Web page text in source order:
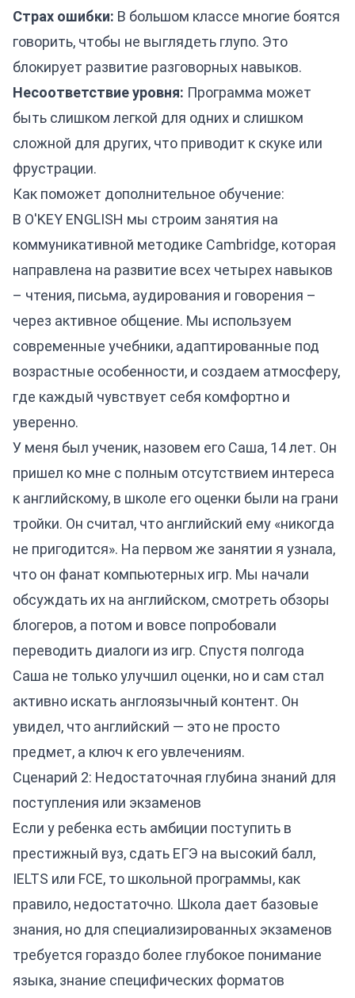
Страх ошибки: В большом классе многие боятся
говорить, чтобы не выглядеть глупо. Это
блокирует развитие разговорных навыков.
Несоответствие уровня: Программа может
быть слишком легкой для одних и слишком
сложной для других, что приводит к скуке или
фрустрации.
Как поможет дополнительное обучение:
В O'KEY ENGLISH мы строим занятия на
коммуникативной методике Cambridge, которая
направлена на развитие всех четырех навыков
– чтения, письма, аудирования и говорения –
через активное общение. Мы используем
современные учебники, адаптированные под
возрастные особенности, и создаем атмосферу,
где каждый чувствует себя комфортно и
уверенно.
У меня был ученик, назовем его Саша, 14 лет. Он
пришел ко мне с полным отсутствием интереса
к английскому, в школе его оценки были на грани
тройки. Он считал, что английский ему «никогда
не пригодится». На первом же занятии я узнала,
что он фанат компьютерных игр. Мы начали
обсуждать их на английском, смотреть обзоры
блогеров, а потом и вовсе попробовали
переводить диалоги из игр. Спустя полгода
Саша не только улучшил оценки, но и сам стал
активно искать англоязычный контент. Он
увидел, что английский — это не просто
предмет, а ключ к его увлечениям.
Сценарий 2: Недостаточная глубина знаний для
поступления или экзаменов
Если у ребенка есть амбиции поступить в
престижный вуз, сдать ЕГЭ на высокий балл,
IELTS или FCE, то школьной программы, как
правило, недостаточно. Школа дает базовые
знания, но для специализированных экзаменов
требуется гораздо более глубокое понимание
языка, знание специфических форматов